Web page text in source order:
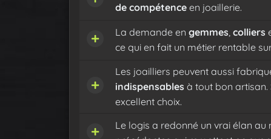
de compétence en joaillerie.
La demande en gemmes colliers
ce qui en fait un métier rentable
Les joailliers peuvent aussi
indispensables à tout bon artisan.
excellent choix.
Le logis a redonné un vrai élan